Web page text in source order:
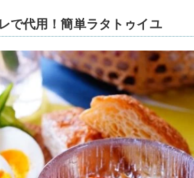
で代用！簡単ラタトゥイユ